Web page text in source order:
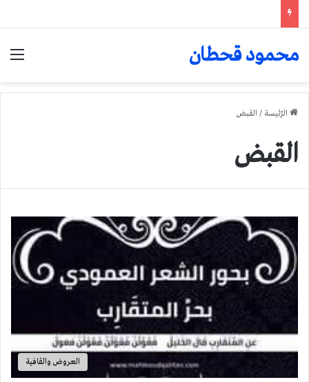
محمود قحطان
الرّئيسة / القبض
القبض
العروض والقافية